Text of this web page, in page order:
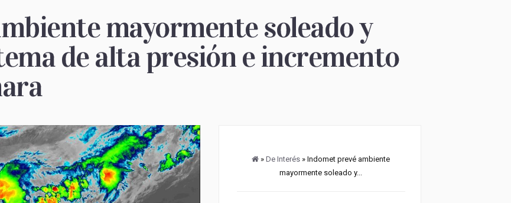
mayormente soleado y
de alta presión e incremento
»De Interés » Indomet prevé ambiente
mayormente soleado y...